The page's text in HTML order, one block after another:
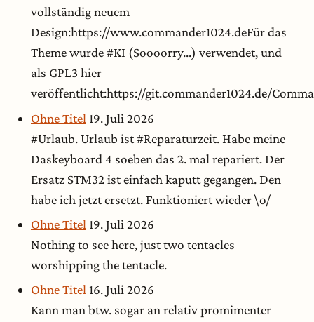
vollständig neuem
Design:https://www.commander1024.deFür das
Theme wurde #KI (Soooorry...) verwendet, und
als GPL3 hier
veröffentlicht:https://git.commander1024.de/
Ohne Titel 19. Juli 2026
#Urlaub. Urlaub ist #Reparaturzeit. Habe meine
Daskeyboard 4 soeben das 2. mal repariert. Der
Ersatz STM32 ist einfach kaputt gegangen. Den
habe ich jetzt ersetzt. Funktioniert wieder \o/
Ohne Titel 19. Juli 2026
Nothing to see here, just two tentacles
worshipping the tentacle.
Ohne Titel 16. Juli 2026
Kann man btw. sogar an relativ promimenter